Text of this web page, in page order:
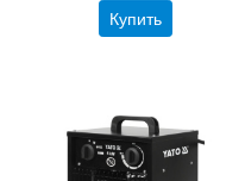
Купить